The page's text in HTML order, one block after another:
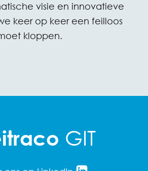
visie en innovatieve
keer op keer een feilloos
kloppen.
GIT